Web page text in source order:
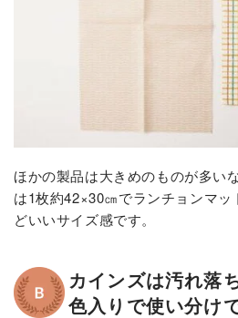
ほかの製品は大きめのものが多い
は1枚約42×30㎝でランチョンマッ
どいいサイズ感です。
カインズは汚れ落
色入りで使い分け